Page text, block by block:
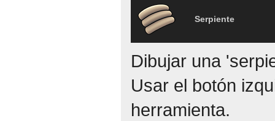
Serpiente
Dibujar una
Usar el botón
herramienta.